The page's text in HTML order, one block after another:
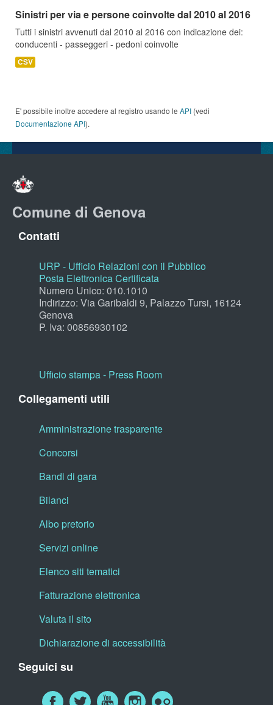
Sinistri per via e persone coinvolte dal 2010 al 2016
Tutti i sinistri avvenuti dal 2010 al 2016 con indicazione dei:
conducenti - passeggeri - pedoni coinvolte
CSV
E' possibile inoltre accedere al registro usando le API (vedi
Documentazione API).
Comune di Genova
Contatti
URP - Ufficio Relazioni con il Pubblico
Posta Elettronica Certificata
Numero Unico: 010.1010
Indirizzo: Via Garibaldi 9, Palazzo Tursi, 16124
Genova
P. Iva: 00856930102
Ufficio stampa - Press Room
Collegamenti utili
Amministrazione trasparente
Concorsi
Bandi di gara
Bilanci
Albo pretorio
Servizi online
Elenco siti tematici
Fatturazione elettronica
Valuta il sito
Dichiarazione di accessibilità
Seguici su